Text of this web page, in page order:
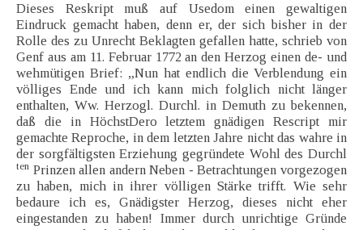
Dieses Reskript muß auf Usedom einen gewaltigen
Eindruck gemacht haben, denn er, der sich bisher in der
Rolle des zu Unrecht Beklagten gefallen hatte, schrieb von
Genf aus am 11. Februar 1772 an den Herzog einen de- und
wehmütigen Brief: „Nun hat endlich die Verblendung ein
völliges Ende und ich kann mich folglich nicht länger
enthalten, Ww. Herzogl. Durchl. in Demuth zu bekennen,
daß die in HöchstDero letztem gnädigen Rescript mir
gemachte Reproche, in dem letzten Jahre nicht das wahre in
der sorgfältigsten Erziehung gegründete Wohl des Durchl
ten Prinzen allen andern Neben - Betrachtungen vorgezogen
zu haben, mich in ihrer völligen Stärke trifft. Wie sehr
bedaure ich es, Gnädigster Herzog, dieses nicht eher
eingestanden zu haben! Immer durch unrichtige Gründe